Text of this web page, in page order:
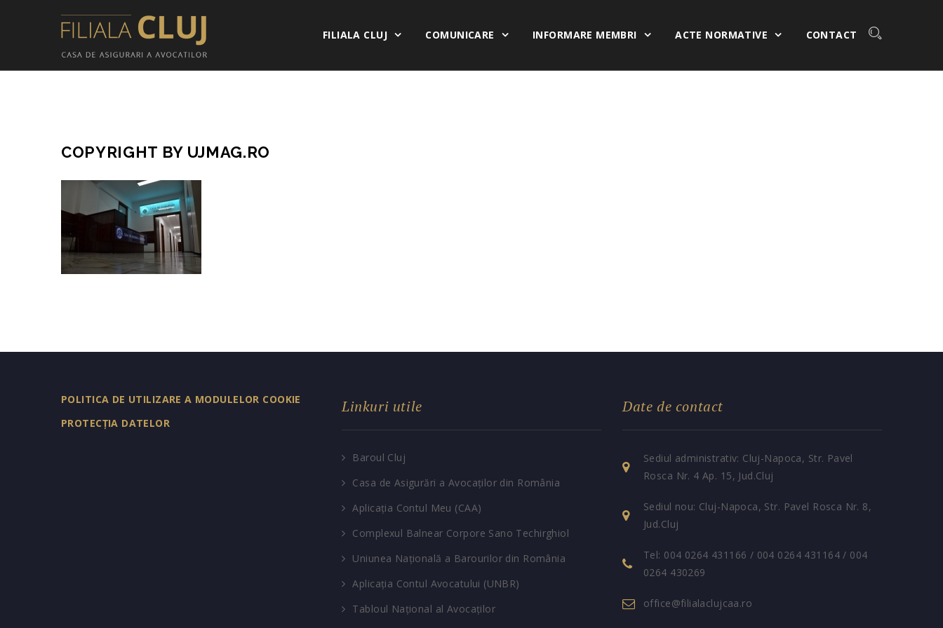
FILIALA CLUJ COMUNICARE INFORMARE MEMBRI ACTE NORMATIVE CONTACT
COPYRIGHT BY UJMAG.RO
POLITICA DE UTILIZARE A MODULELOR COOKIE
PROTECȚIA DATELOR
Linkuri utile
Baroul Cluj
Casa de Asigurări a Avocaților din România
Aplicația Contul Meu (CAA)
Complexul Balnear Corpore Sano Techirghiol
Uniunea Națională a Barourilor din România
Aplicația Contul Avocatului (UNBR)
Tabloul Național al Avocaților
Date de contact
Sediul administrativ: Cluj-Napoca, Str. Pavel
Rosca Nr. 4 Ap. 15, Jud.Cluj
Sediul nou: Cluj-Napoca, Str. Pavel Rosca Nr. 8,
Jud.Cluj
Tel: 004 0264 431166 / 004 0264 431164 / 004
0264 430269
office@filialaclujcaa.ro